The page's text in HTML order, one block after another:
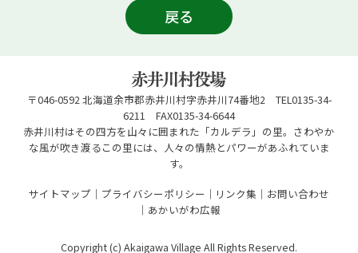
戻る
〒046-0592 北海道余市郡赤井川村字赤井川74番地2 TEL0135-34-
6211 FAX0135-34-6644
赤井川村はその四方を山々に囲まれた「カルデラ」の里。さわやか
な風が吹き渡るこの里には、人々の情熱とパワーがあふれていま
す。
サイトマップ
プライバシーポリシー リンク集
お問い合わせ
あかいがわ広報
Copyright (c) Akaigawa Village All Rights Reserved.